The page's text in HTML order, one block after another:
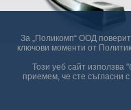
За „Поликомп“ ООД
ключови моменти от
Този уеб сайт използва
приемем, че сте съгласни